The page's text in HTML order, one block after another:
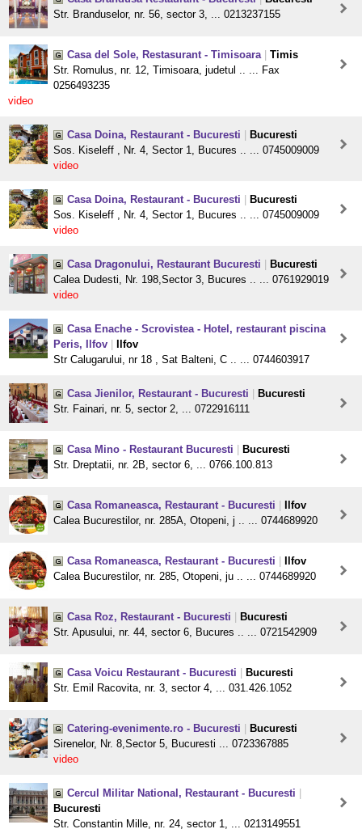
Str. Branduselor, nr. 56, sector 3, ... 0213237155
Casa del Sole, Restasurant - Timisoara
Timis
Str. Romulus, nr. 12, Timisoara, judetul .. ... Fax
0256493235
video
Casa Doina, Restaurant - Bucuresti
Bucuresti
Sos. Kiseleff , Nr. 4, Sector 1, Bucures .. ... 0745009009
video
Casa Doina, Restaurant - Bucuresti
Bucuresti
Sos. Kiseleff , Nr. 4, Sector 1, Bucures .. ... 0745009009
video
Casa Dragonului, Restaurant Bucuresti
Bucuresti
Calea Dudesti, Nr. 198,Sector 3, Bucures .. ... 0761929019
video
Casa Enache - Scrovistea - Hotel, restaurant piscina
Peris, Ilfov
Ilfov
Str Calugarului, nr 18 , Sat Balteni, C .. ... 0744603917
Casa Jienilor, Restaurant - Bucuresti
Bucuresti
Str. Fainari, nr. 5, sector 2, ... 0722916111
Casa Mino - Restaurant Bucuresti
Bucuresti
Str. Dreptatii, nr. 2B, sector 6, ... 0766.100.813
Casa Romaneasca, Restaurant - Bucuresti
Ilfov
Calea Bucurestilor, nr. 285A, Otopeni, j .. ... 0744689920
Casa Romaneasca, Restaurant - Bucuresti
Ilfov
Calea Bucurestilor, nr. 285, Otopeni, ju .. ... 0744689920
Casa Roz, Restaurant - Bucuresti
Bucuresti
Str. Apusului, nr. 44, sector 6, Bucures .. ... 0721542909
Casa Voicu Restaurant - Bucuresti
Bucuresti
Str. Emil Racovita, nr. 3, sector 4, ... 031.426.1052
Catering-evenimente.ro - Bucuresti
Bucuresti
Sirenelor, Nr. 8,Sector 5, Bucuresti ... 0723367885
video
Cercul Militar National, Restaurant - Bucuresti
Bucuresti
Str. Constantin Mille, nr. 24, sector 1, ... 0213149551